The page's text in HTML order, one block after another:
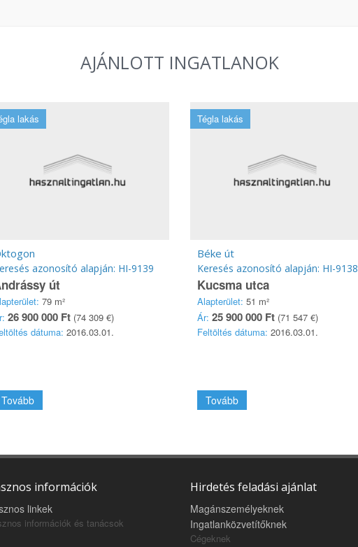
AJÁNLOTT INGATLANOK
lakás
azonosító alapján: HI-9139
út
79 m²
26 900 000 Ft(74 309 €)
dátuma: 2016.03.01.
Tovább
Tégla lakás
Béke út
Keresés azonosító alapján: HI-9138
Kucsma utca
Alapterület: 51 m²
Ár: 25 900 000 Ft (71 547 €)
Feltöltés dátuma: 2016.03.01.
Tovább
információk
linkek
információk és tanácsok
Hirdetés feladási ajánlat
Magánszemélyeknek
Ingatlanközvetítőknek
Cégeknek